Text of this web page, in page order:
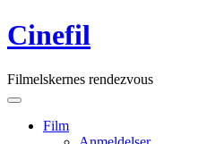
Skip
to
Cinefil
Filmelskernes rendezvous
Menu
Film